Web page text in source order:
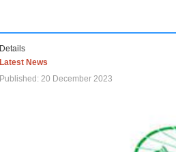
Details
Latest News
Published: 20 December 2023